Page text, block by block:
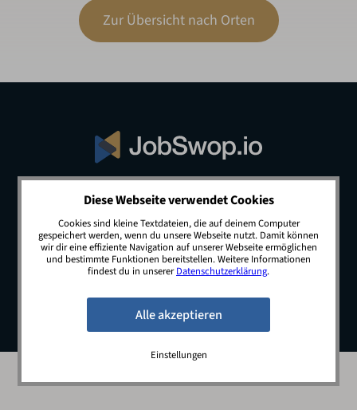
Zur Übersicht nach Orten
© 2026 JobSwop.io · All rights reserved.
Blog Jobs Newsletter
Kontakt
Preise
Impressum Datenschutz
Diese Webseite verwendet Cookies
Cookies sind kleine Textdateien, die auf deinem Computer
gespeichert werden, wenn du unsere Webseite nutzt. Damit können
wir dir eine effiziente Navigation auf unserer Webseite ermöglichen
und bestimmte Funktionen bereitstellen. Weitere Informationen
findest du in unsererDatenschutzerklärung.
Einstellungen